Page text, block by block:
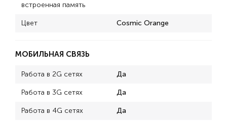
встроенная память
Цвет Cosmic Orange
МОБИЛЬНАЯ СВЯЗЬ
Работа в 2G сетях Да
Работа в 3G сетях Да
Работа в 4G сетях Да